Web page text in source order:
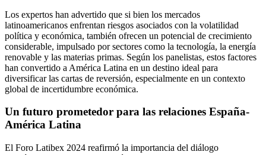
Los expertos han advertido que si bien los mercados
latinoamericanos enfrentan riesgos asociados con la volatilidad
política y económica, también ofrecen un potencial de crecimiento
considerable, impulsado por sectores como la tecnología, la energía
renovable y las materias primas. Según los panelistas, estos factores
han convertido a América Latina en un destino ideal para
diversificar las cartas de reversión, especialmente en un contexto
global de incertidumbre económica.
Un futuro prometedor para las relaciones España-
América Latina
El Foro Latibex 2024 reafirmó la importancia del diálogo